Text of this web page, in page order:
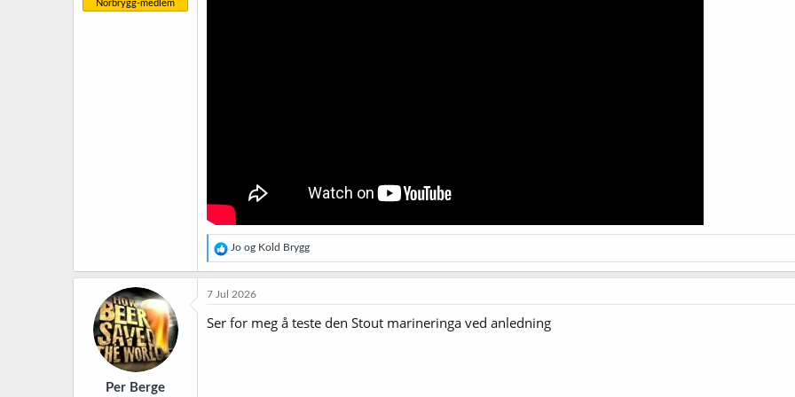
Norbrygg-medlem
R
e
a
k
j
o
Jo og Kold Brygg
Per Berge
7 Jul 2026
Ser for meg å teste den Stout marineringa ved anledning